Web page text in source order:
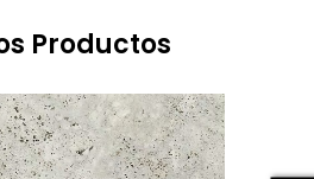
Productos